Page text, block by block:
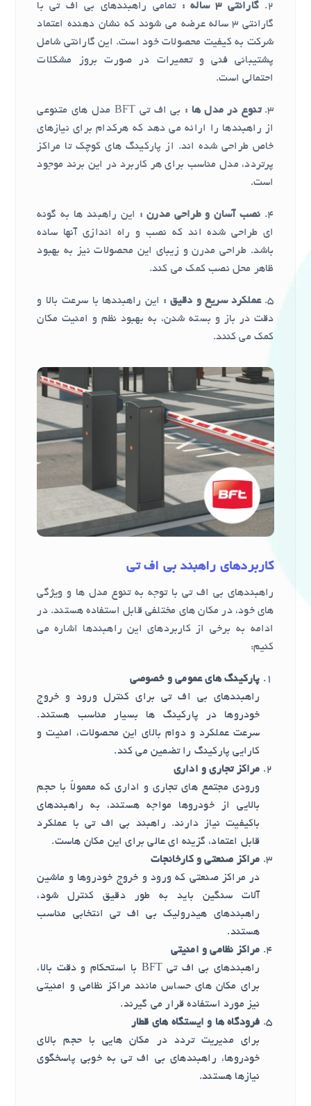
2. گارانتی 3 ساله :
تمامی راهبندهای بی اف تی با
گارانتی 3 ساله عرضه می شوند که نشان دهنده اعتماد
شرکت به کیفیت محصولات خود است. این گارانتی شامل
پشتیبانی فنی و تعمیرات در صورت بروز مشکلات
احتمالی است.
3. تنوع در مدل ها :
بی اف تی BFT مدل های متنوعی
از راهبندها را ارائه می دهد که هرکدام برای نیازهای
خاص طراحی شده اند. از پارکینگ های کوچک تا مراکز
پرتردد، مدل مناسب برای هر کاربرد در این برند موجود
است.
4. نصب آسان و طراحی مدرن : این راهبند ها به گونه
ای طراحی شده اند که نصب و راه اندازی آنها ساده
باشد. طراحی مدرن و زیبای این محصولات نیز به بهبود
ظاهر محل نصب کمک می کند.
5. عملکرد سریع و دقیق : این راهبندها با سرعت بالا و
دقت در باز و بسته شدن، به بهبود نظم و امنیت مکان
کمک می کنند.
کاربردهای راهبند بی اف تی
راهبندهای بی اف تی با توجه به تنوع مدل ها و ویژگی
های خود، در مکان های مختلفی قابل استفاده هستند. در
ادامه به برخی از کاربردهای این راهبندها اشاره می
کنیم:
پارکینگ های عمومی و خصوصی
راهبندهای بی اف تی برای کنترل ورود و خروج
خودروها در پارکینگ ها بسیار مناسب هستند.
سرعت عملکرد و دوام بالای این محصولات، امنیت و
کارایی پارکینگ را تضمین می کند.
مراکز تجاری و اداری
ورودی مجتمع های تجاری و اداری که معمولاً با حجم
بالایی از خودروها مواجه هستند، به راهبندهای
باکیفیت نیاز دارند. راهبند بی اف تی با عملکرد
قابل اعتماد، گزینه ای عالی برای این مکان هاست.
مراکز صنعتی و کارخانجات
در مراکز صنعتی که ورود و خروج خودروها و ماشین
آلات سنگین باید به طور دقیق کنترل شود،
راهبندهای هیدرولیک بی اف تی انتخابی مناسب
هستند.
مراکز نظامی و امنیتی
راهبندهای بی اف تی BFT با استحکام و دقت بالا،
برای مکان های حساس مانند مراکز نظامی و امنیتی
نیز مورد استفاده قرار می گیرند.
فرودگاه ها و ایستگاه های قطار
برای مدیریت تردد در مکان هایی با حجم بالای
خودروها، راهبندهای بی اف تی به خوبی پاسخگوی
نیازها هستند.